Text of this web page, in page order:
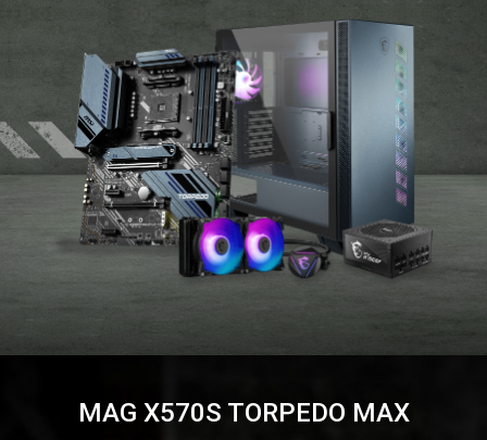
MAG X570S TORPEDO MAX